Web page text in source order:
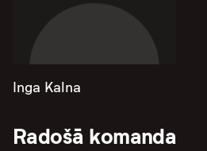
Inga Kalna
Radošā komanda